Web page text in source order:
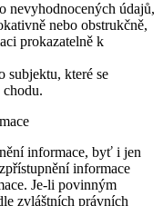
nevyhodnocených údajů,
nebo obstrukčně,
prokazatelně k
subjektu, které se
informace, byť i jen
informace
Je-li povinným
zvláštních právních